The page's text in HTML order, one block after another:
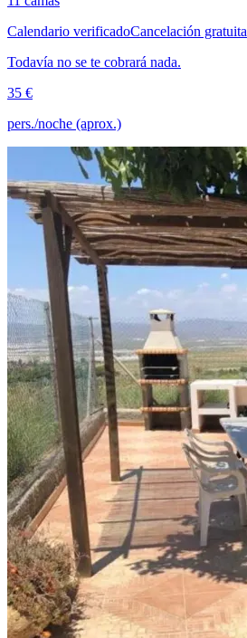
Calendario verificadoCancelación gratuita
Todavía no se te cobrará nada.
35 €
pers./noche (aprox.)